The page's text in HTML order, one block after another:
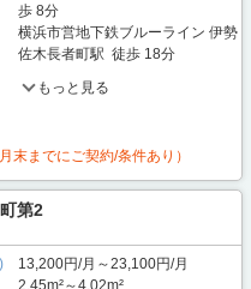
歩 8分
横浜市営地下鉄ブルーライン 伊勢
佐木長者町駅 徒歩 18分
もっと見る
末までにご契約/条件あり）
第2
13,200円/月～23,100円/月
2.45m²～4.02m²